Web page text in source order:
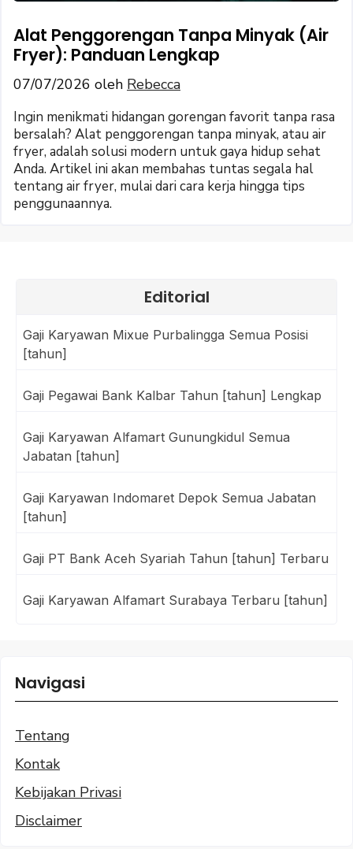
Alat Penggorengan Tanpa Minyak (Air
Fryer): Panduan Lengkap
07/07/2026 oleh Rebecca
Ingin menikmati hidangan gorengan favorit tanpa rasa
bersalah? Alat penggorengan tanpa minyak, atau air
fryer, adalah solusi modern untuk gaya hidup sehat
Anda. Artikel ini akan membahas tuntas segala hal
tentang air fryer, mulai dari cara kerja hingga tips
penggunaannya.
Editorial
Gaji Karyawan Mixue Purbalingga Semua Posisi
[tahun]
Gaji Pegawai Bank Kalbar Tahun [tahun] Lengkap
Gaji Karyawan Alfamart Gunungkidul Semua
Jabatan [tahun]
Gaji Karyawan Indomaret Depok Semua Jabatan
[tahun]
Gaji PT Bank Aceh Syariah Tahun [tahun] Terbaru
Gaji Karyawan Alfamart Surabaya Terbaru [tahun]
Navigasi
Tentang
Kontak
Kebijakan Privasi
Disclaimer